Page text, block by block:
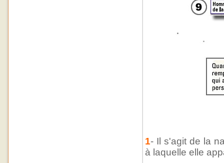
1- Il s'agit de la
à laquelle elle